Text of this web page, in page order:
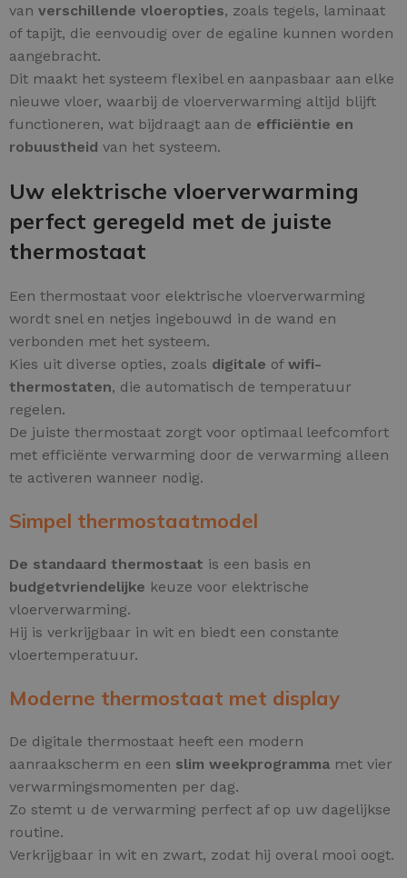
van verschillende vloeropties, zoals tegels, laminaat
of tapijt, die eenvoudig over de egaline kunnen worden
aangebracht.
Dit maakt het systeem flexibel en aanpasbaar aan elke
nieuwe vloer, waarbij de vloerverwarming altijd blijft
functioneren, wat bijdraagt aan de efficiëntie en
robuustheid van het systeem.
Uw elektrische vloerverwarming
perfect geregeld met de juiste
thermostaat
Een thermostaat voor elektrische vloerverwarming
wordt snel en netjes ingebouwd in de wand en
verbonden met het systeem.
Kies uit diverse opties, zoals digitale of wifi-
thermostaten, die automatisch de temperatuur
regelen.
De juiste thermostaat zorgt voor optimaal leefcomfort
met efficiënte verwarming door de verwarming alleen
te activeren wanneer nodig.
Simpel thermostaatmodel
De standaard thermostaat is een basis en
budgetvriendelijke keuze voor elektrische
vloerverwarming.
Hij is verkrijgbaar in wit en biedt een constante
vloertemperatuur.
Moderne thermostaat met display
De digitale thermostaat heeft een modern
aanraakscherm en een slim weekprogramma met vier
verwarmingsmomenten per dag.
Zo stemt u de verwarming perfect af op uw dagelijkse
routine.
Verkrijgbaar in wit en zwart, zodat hij overal mooi oogt.